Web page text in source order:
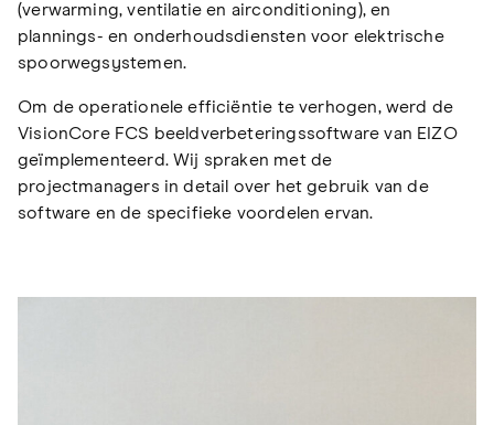
(verwarming, ventilatie en airconditioning), en
plannings- en onderhoudsdiensten voor elektrische
spoorwegsystemen.
Om de operationele efficiëntie te verhogen, werd de
VisionCore FCS beeldverbeteringssoftware van EIZO
geïmplementeerd. Wij spraken met de
projectmanagers in detail over het gebruik van de
software en de specifieke voordelen ervan.